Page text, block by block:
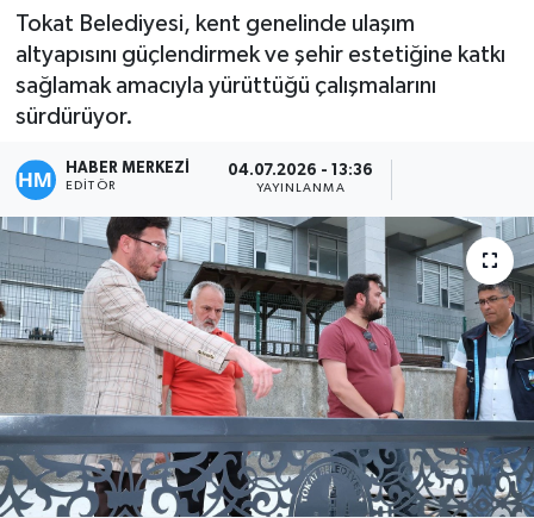
Tokat Belediyesi, kent genelinde ulaşım
altyapısını güçlendirmek ve şehir estetiğine katkı
sağlamak amacıyla yürüttüğü çalışmalarını
sürdürüyor.
HABER MERKEZİ
EDITÖR
04.07.2026 - 13:36
YAYINLANMA